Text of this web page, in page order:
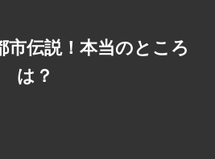
市伝説！本当のところ
は？